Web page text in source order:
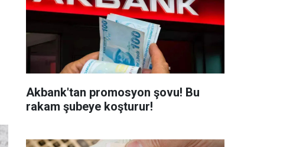
Akbank'tan promosyon şovu! Bu
rakam şubeye koşturur!